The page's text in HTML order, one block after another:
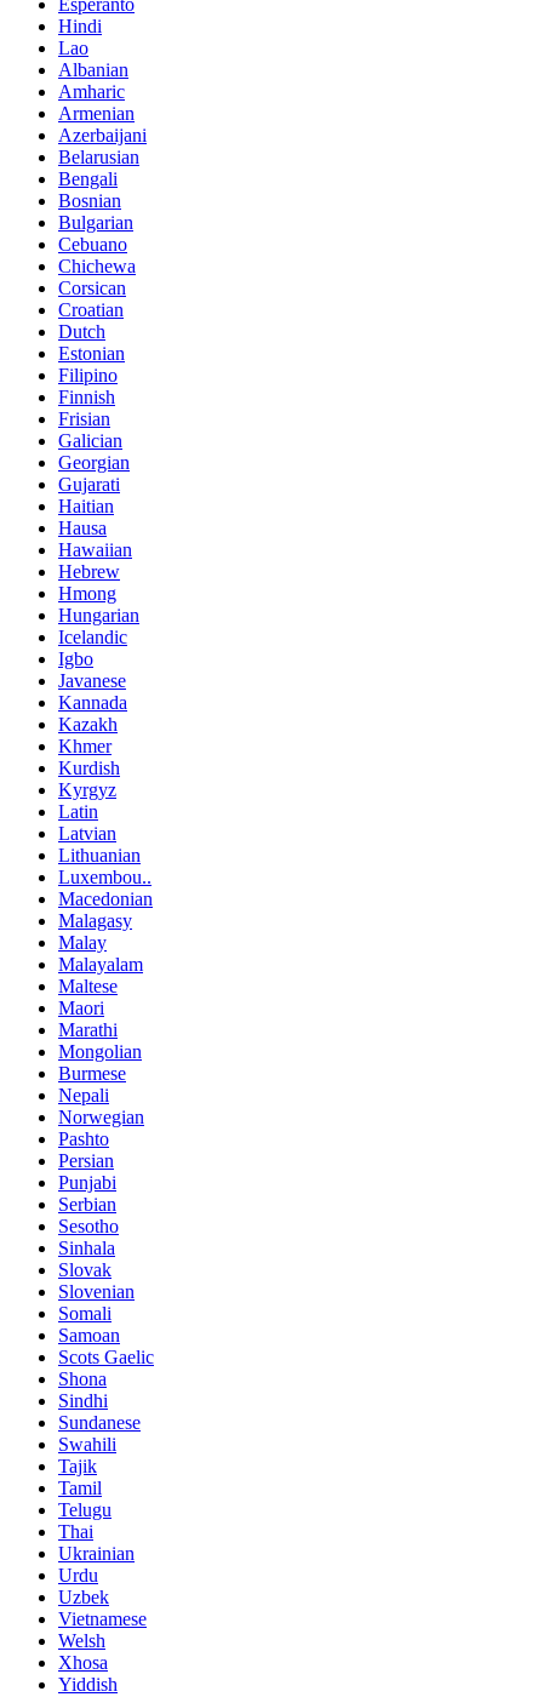
Esperanto
Hindi
Lao
Albanian
Amharic
Armenian
Azerbaijani
Belarusian
Bengali
Bosnian
Bulgarian
Cebuano
Chichewa
Corsican
Croatian
Dutch
Estonian
Filipino
Finnish
Frisian
Galician
Georgian
Gujarati
Haitian
Hausa
Hawaiian
Hebrew
Hmong
Hungarian
Icelandic
Igbo
Javanese
Kannada
Kazakh
Khmer
Kurdish
Kyrgyz
Latin
Latvian
Lithuanian
Luxembou..
Macedonian
Malagasy
Malay
Malayalam
Maltese
Maori
Marathi
Mongolian
Burmese
Nepali
Norwegian
Pashto
Persian
Punjabi
Serbian
Sesotho
Sinhala
Slovak
Slovenian
Somali
Samoan
Scots Gaelic
Shona
Sindhi
Sundanese
Swahili
Tajik
Tamil
Telugu
Thai
Ukrainian
Urdu
Uzbek
Vietnamese
Welsh
Xhosa
Yiddish